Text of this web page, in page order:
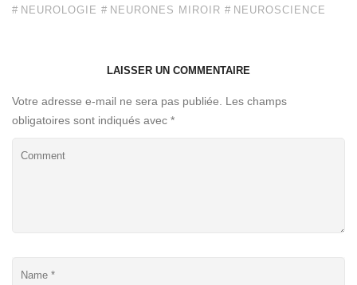
NEUROLOGIE NEURONES MIROIR NEUROSCIENCE
LAISSER UN COMMENTAIRE
Votre adresse e-mail ne sera pas publiée.
Les champs
obligatoires sont indiqués avec *